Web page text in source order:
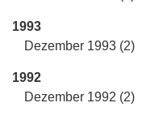
1993
Dezember 1993 (2)
1992
Dezember 1992 (2)